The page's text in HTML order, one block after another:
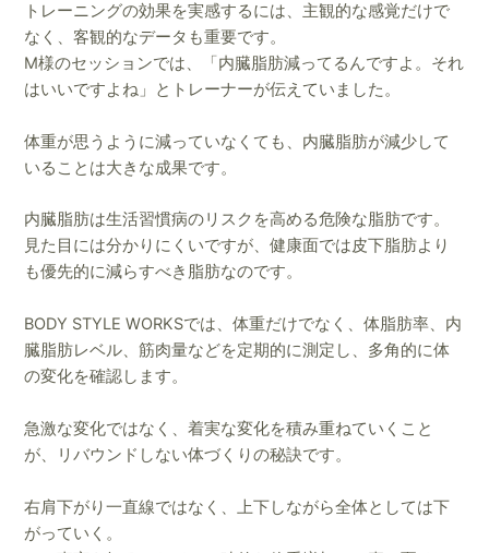
トレーニングの効果を実感するには、主観的な感覚だけで
なく、客観的なデータも重要です。
M様のセッションでは、「内臓脂肪減ってるんですよ。それ
はいいですよね」とトレーナーが伝えていました。
体重が思うように減っていなくても、内臓脂肪が減少して
いることは大きな成果です。
内臓脂肪は生活習慣病のリスクを高める危険な脂肪です。
見た目には分かりにくいですが、健康面では皮下脂肪より
も優先的に減らすべき脂肪なのです。
BODY STYLE WORKSでは、体重だけでなく、体脂肪率、内
臓脂肪レベル、筋肉量などを定期的に測定し、多角的に体
の変化を確認します。
急激な変化ではなく、着実な変化を積み重ねていくこと
が、リバウンドしない体づくりの秘訣です。
右肩下がり一直線ではなく、上下しながら全体としては下
がっていく。